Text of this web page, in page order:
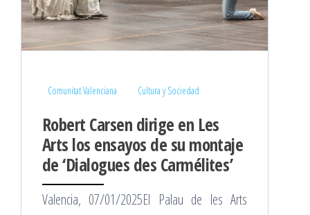
Comunitat Valenciana Cultura y Sociedad
Robert Carsen dirige en Les
Arts los ensayos de su montaje
de ‘Dialogues des Carmélites’
Valencia, 07/01/2025El Palau de les Arts